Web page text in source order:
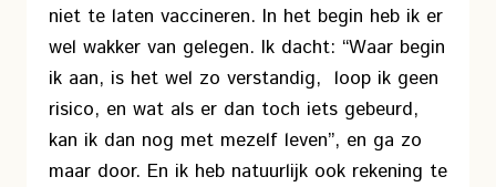
niet te laten vaccineren. In het begin heb ik er
wel wakker van gelegen. Ik dacht: “Waar begin
ik aan, is het wel zo verstandig, loop ik geen
risico, en wat als er dan toch iets gebeurd,
kan ik dan nog met mezelf leven”, en ga zo
maar door. En ik heb natuurlijk ook rekening te